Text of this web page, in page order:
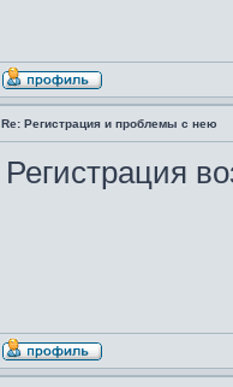
Re: Регистрация и проблемы с нею
Регистрация